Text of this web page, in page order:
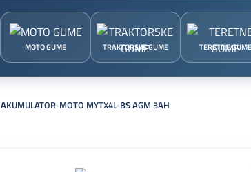
MOTO GUME TRAKTORSKE GUME TERETNE GUME
AKUMULATOR-MOTO MYTX4L-BS AGM 3AH